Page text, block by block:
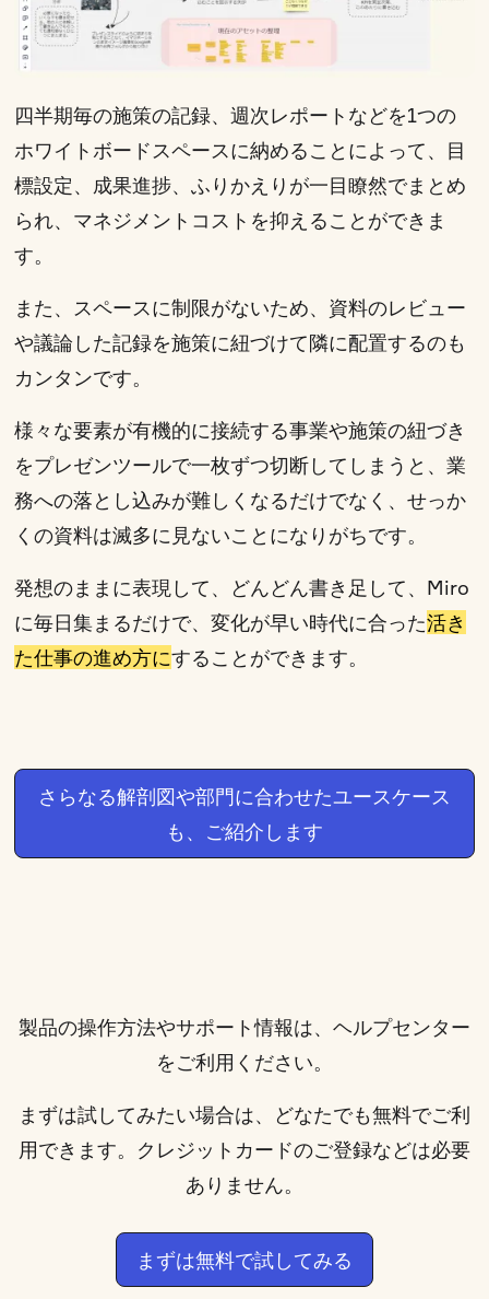
四半期毎の施策の記録、週次レポートなどを1つの
ホワイトボードスペースに納めることによって、目
標設定、成果進捗、ふりかえりが一目瞭然でまとめ
られ、マネジメントコストを抑えることができま
す。
また、スペースに制限がないため、資料のレビュー
や議論した記録を施策に紐づけて隣に配置するのも
カンタンです。
様々な要素が有機的に接続する事業や施策の紐づき
をプレゼンツールで一枚ずつ切断してしまうと、業
務への落とし込みが難しくなるだけでなく、せっか
くの資料は滅多に見ないことになりがちです。
発想のままに表現して、どんどん書き足して、Miro
に毎日集まるだけで、変化が早い時代に合った活き
た仕事の進め方にすることができます。
さらなる解剖図や部門に合わせたユースケース
も、ご紹介します
製品の操作方法やサポート情報は、 ヘルプセンター
をご利用ください。
まずは試してみたい場合は、どなたでも無料でご利
用できます。クレジットカードのご登録などは必要
ありません。
まずは無料で試してみる